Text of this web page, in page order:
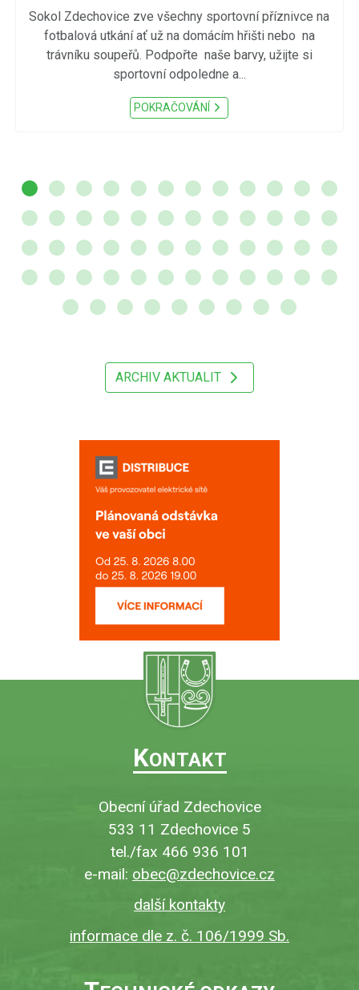
Sokol Zdechovice zve všechny sportovní příznivce na
fotbalová utkání ať už na domácím hřišti nebo na
trávníku soupeřů. Podpořte naše barvy, užijte si
sportovní odpoledne a...
POKRAČOVÁNÍ
ARCHIV AKTUALIT
KONTAKT
Obecní úřad Zdechovice
533 11 Zdechovice 5
tel./fax 466 936 101
e-mail: obec@zdechovice.cz
další kontakty
informace dle z. č. 106/1999 Sb.